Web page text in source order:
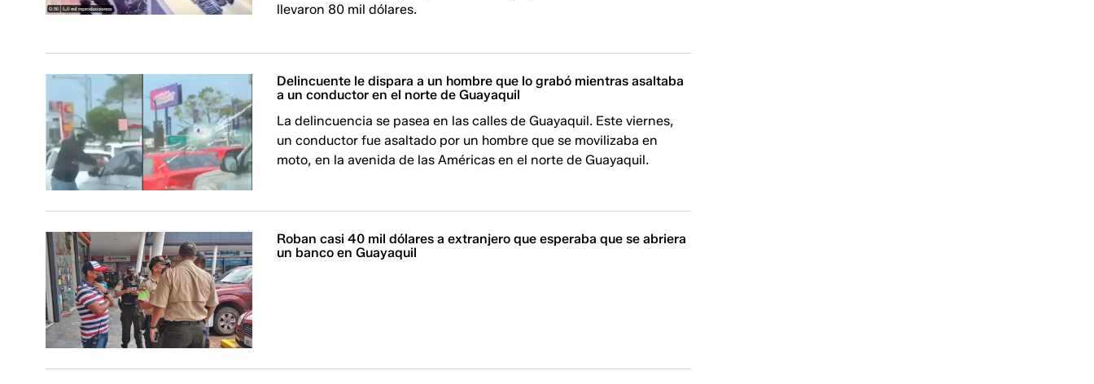
llevaron 80 mil dólares.
Delincuente le dispara a un hombre que lo grabó mientras asaltaba
a un conductor en el norte de Guayaquil
La delincuencia se pasea en las calles de Guayaquil. Este viernes,
un conductor fue asaltado por un hombre que se movilizaba en
moto, en la avenida de las Américas en el norte de Guayaquil.
Roban casi 40 mil dólares a extranjero que esperaba que se abriera
un banco en Guayaquil